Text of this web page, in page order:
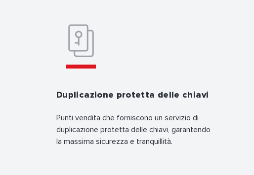
Duplicazione protetta delle chiavi
Punti vendita che forniscono un servizio di
duplicazione protetta delle chiavi, garantendo
la massima sicurezza e tranquillità.